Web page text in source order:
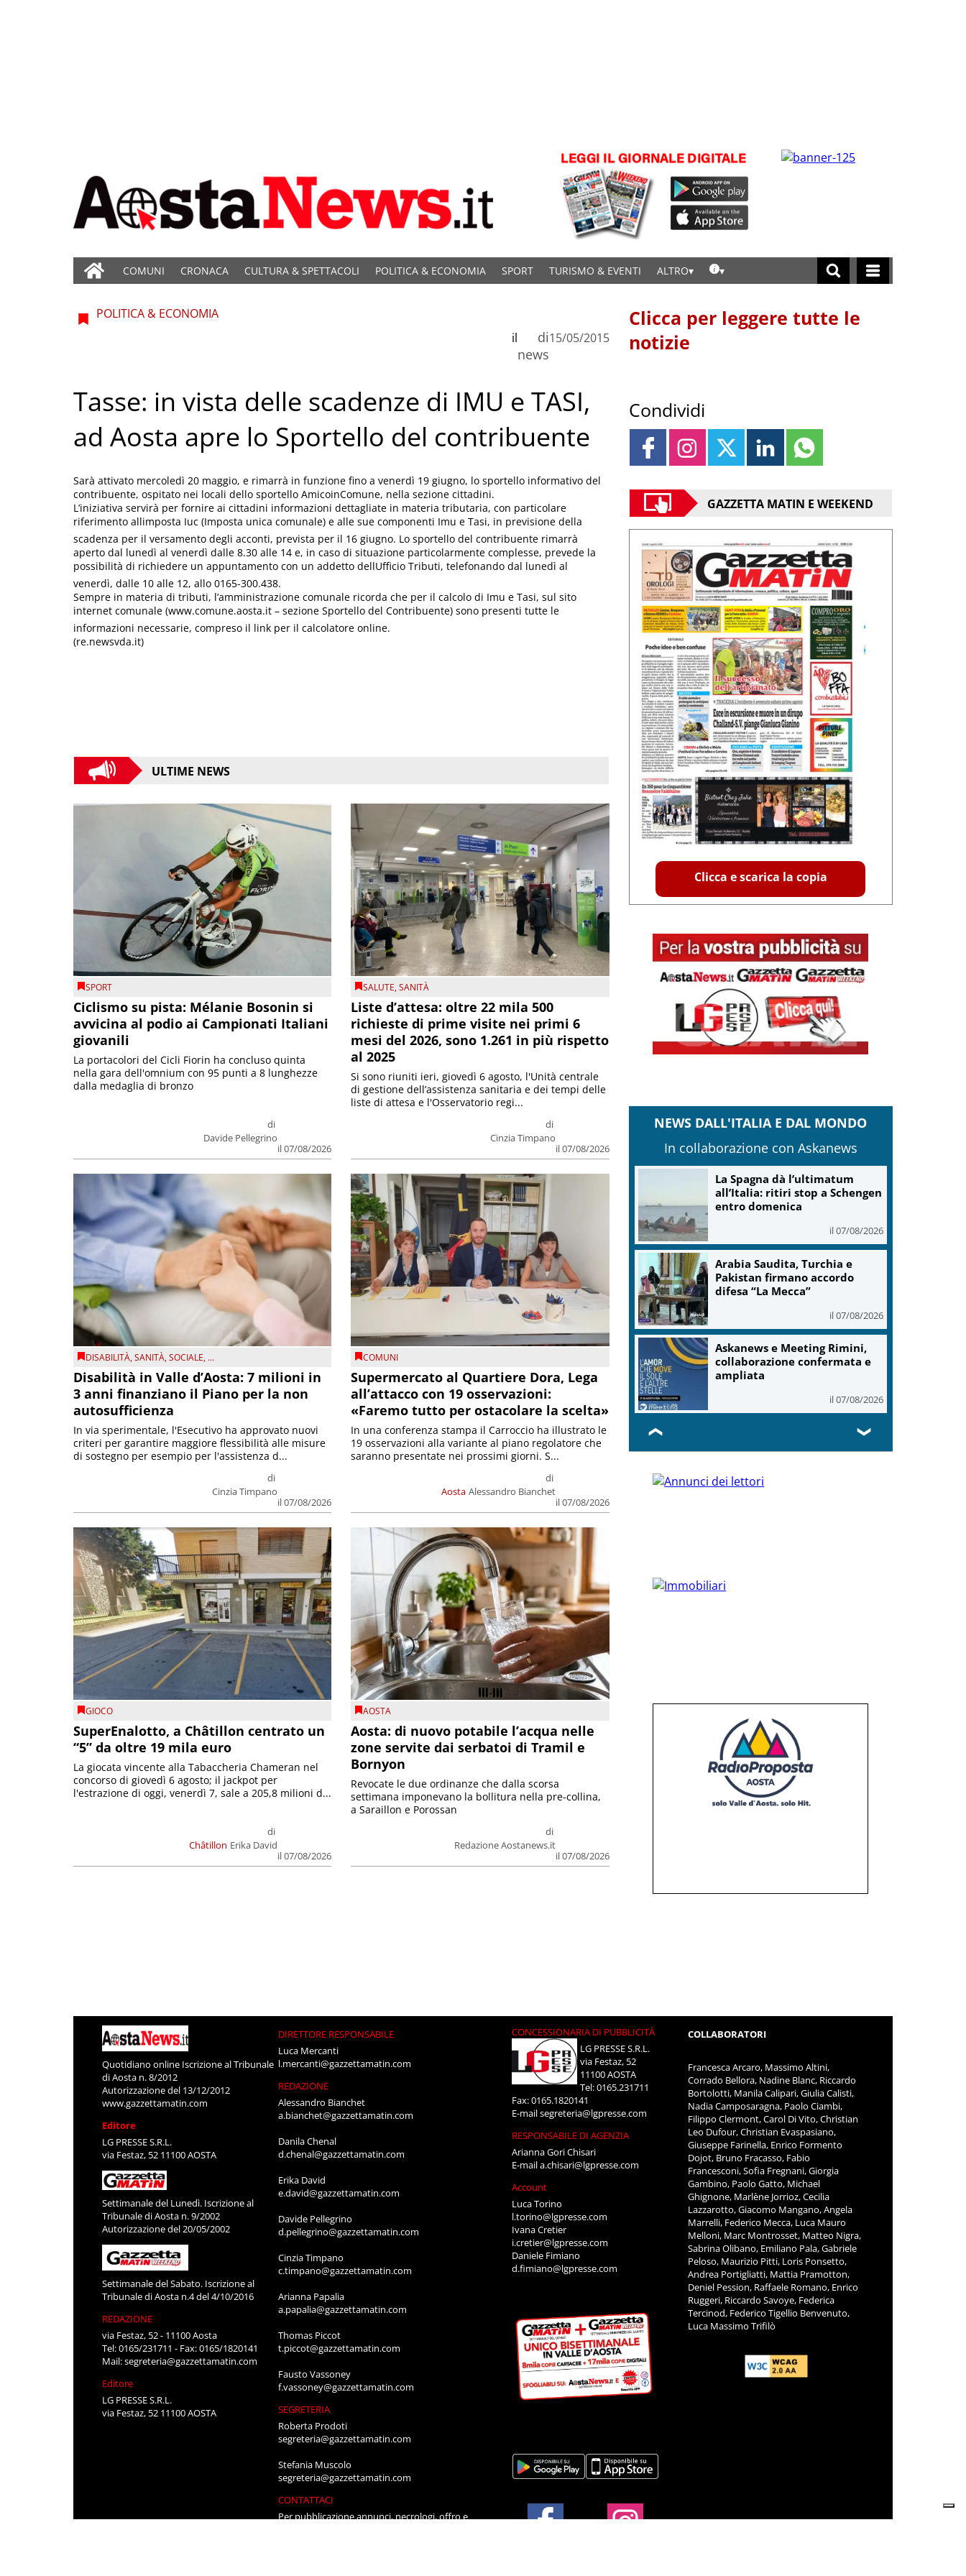
COMUNI CRONACA CULTURA & SPETTACOLI POLITICA & ECONOMIA SPORT TURISMO & EVENTI ALTRO
POLITICA & ECONOMIA
di
news
il 15/05/2015
Tasse: in vista delle scadenze di IMU e TASI,
ad Aosta apre lo Sportello del contribuente
Sarà attivato mercoledì 20 maggio, e rimarrà in funzione fino a venerdì 19 giugno, lo sportello informativo del
contribuente, ospitato nei locali dello sportello AmicoinComune, nella sezione cittadini.
L’iniziativa servirà per fornire ai cittadini informazioni dettagliate in materia tributaria, con particolare
riferimento allimposta Iuc (Imposta unica comunale) e alle sue componenti Imu e Tasi, in previsione della
scadenza per il versamento degli acconti, prevista per il 16 giugno. Lo sportello del contribuente rimarrà
aperto dal lunedì al venerdì dalle 8.30 alle 14 e, in caso di situazione particolarmente complesse, prevede la
possibilità di richiedere un appuntamento con un addetto dellUfficio Tributi, telefonando dal lunedì al
venerdì, dalle 10 alle 12, allo 0165-300.438.
Sempre in materia di tributi, l’amministrazione comunale ricorda che per il calcolo di Imu e Tasi, sul sito
internet comunale (www.comune.aosta.it – sezione Sportello del Contribuente) sono presenti tutte le
informazioni necessarie, compreso il link per il calcolatore online.
(re.newsvda.it)
ULTIME NEWS
SPORT
Ciclismo su pista: Mélanie Bosonin si
avvicina al podio ai Campionati Italiani
giovanili
di
Davide Pellegrino
il 07/08/2026
La portacolori del Cicli Fiorin ha concluso quinta
nella gara dell'omnium con 95 punti a 8 lunghezze
dalla medaglia di bronzo
SALUTE,SANITÀ
Liste d’attesa: oltre 22 mila 500
richieste di prime visite nei primi 6
mesi del 2026, sono 1.261 in più rispetto
al 2025
di
Cinzia Timpano
il 07/08/2026
Si sono riuniti ieri, giovedì 6 agosto, l'Unità centrale
di gestione dell’assistenza sanitaria e dei tempi delle
liste di attesa e l'Osservatorio regi...
DISABILITÀ,SANITÀ,SOCIALE, ...
Disabilità in Valle d’Aosta: 7 milioni in
3 anni finanziano il Piano per la non
autosufficienza
di
Cinzia Timpano
il 07/08/2026
In via sperimentale, l'Esecutivo ha approvato nuovi
criteri per garantire maggiore flessibilità alle misure
di sostegno per esempio per l'assistenza d...
COMUNI
Supermercato al Quartiere Dora, Lega
all’attacco con 19 osservazioni:
«Faremo tutto per ostacolare la scelta»
Aosta
di
Alessandro Bianchet
il 07/08/2026
In una conferenza stampa il Carroccio ha illustrato le
19 osservazioni alla variante al piano regolatore che
saranno presentate nei prossimi giorni. S...
GIOCO
SuperEnalotto, a Châtillon centrato un
“5” da oltre 19 mila euro
Châtillon
di
Erika David
il 07/08/2026
La giocata vincente alla Tabaccheria Chameran nel
concorso di giovedì 6 agosto; il jackpot per
l'estrazione di oggi, venerdì 7, sale a 205,8 milioni d...
AOSTA
Aosta: di nuovo potabile l’acqua nelle
zone servite dai serbatoi di Tramil e
Bornyon
di
Redazione Aostanews.it
il 07/08/2026
Revocate le due ordinanze che dalla scorsa
settimana imponevano la bollitura nella pre-collina,
a Saraillon e Porossan
Clicca per leggere tutte le
notizie
Condividi
GAZZETTA MATIN E WEEKEND
Clicca e scarica la copia
NEWS DALL'ITALIA E DAL MONDO
In collaborazione con Askanews
La Spagna dà l’ultimatum
all’Italia: ritiri stop a Schengen
entro domenica
il 07/08/2026
Arabia Saudita, Turchia e
Pakistan firmano accordo
difesa “La Mecca”
il 07/08/2026
Askanews e Meeting Rimini,
collaborazione confermata e
ampliata
il 07/08/2026
❮ ❯
Quotidiano online Iscrizione al Tribunale
di Aosta n. 8/2012
Autorizzazione del 13/12/2012
www.gazzettamatin.com
Editore
LG PRESSE S.R.L.
via Festaz, 52 11100 AOSTA
Settimanale del Lunedì. Iscrizione al
Tribunale di Aosta n. 9/2002
Autorizzazione del 20/05/2002
Settimanale del Sabato. Iscrizione al
Tribunale di Aosta n.4 del 4/10/2016
REDAZIONE
via Festaz, 52 - 11100 Aosta
Tel: 0165/231711 - Fax: 0165/1820141
Mail:segreteria@gazzettamatin.com
Editore
LG PRESSE S.R.L.
via Festaz, 52 11100 AOSTA
DIRETTORE RESPONSABILE
Luca Mercanti
l.mercanti@gazzettamatin.com
REDAZIONE
Alessandro Bianchet
a.bianchet@gazzettamatin.com
Danila Chenal
d.chenal@gazzettamatin.com
Erika David
e.david@gazzettamatin.com
Davide Pellegrino
d.pellegrino@gazzettamatin.com
Cinzia Timpano
c.timpano@gazzettamatin.com
Arianna Papalia
a.papalia@gazzettamatin.com
Thomas Piccot
t.piccot@gazzettamatin.com
Fausto Vassoney
f.vassoney@gazzettamatin.com
SEGRETERIA
Roberta Prodoti
segreteria@gazzettamatin.com
Stefania Muscolo
segreteria@gazzettamatin.com
CONTATTACI
Per pubblicazione annunci, necrologi, offro e
CONCESSIONARIA DI PUBBLICITÀ
LG PRESSE S.R.L.
via Festaz, 52
11100 AOSTA
Tel: 0165.231711
Fax: 0165.1820141
E-mailsegreteria@lgpresse.com
RESPONSABILE DI AGENZIA
Arianna Gori Chisari
E-maila.chisari@lgpresse.com
Account
Luca Torino
l.torino@lgpresse.com
Ivana Cretier
i.cretier@lgpresse.com
Daniele Fimiano
d.fimiano@lgpresse.com
COLLABORATORI
Francesca Arcaro, Massimo Altini,
Corrado Bellora, Nadine Blanc, Riccardo
Bortolotti, Manila Calipari, Giulia Calisti,
Nadia Camposaragna, Paolo Ciambi,
Filippo Clermont, Carol Di Vito, Christian
Leo Dufour, Christian Evaspasiano,
Giuseppe Farinella, Enrico Formento
Dojot, Bruno Fracasso, Fabio
Francesconi, Sofia Fregnani, Giorgia
Gambino, Paolo Gatto, Michael
Ghignone, Marlène Jorrioz, Cecilia
Lazzarotto, Giacomo Mangano, Angela
Marrelli, Federico Mecca, Luca Mauro
Melloni, Marc Montrosset, Matteo Nigra,
Sabrina Olibano, Emiliano Pala, Gabriele
Peloso, Maurizio Pitti, Loris Ponsetto,
Andrea Portigliatti, Mattia Pramotton,
Deniel Pession, Raffaele Romano, Enrico
Ruggeri, Riccardo Savoye, Federica
Tercinod, Federico Tigellio Benvenuto,
Luca Massimo Trifilò